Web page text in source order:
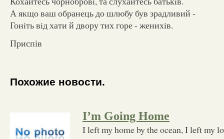
А якщо ваш обранець до шлюбу був зрадливий -
Гонiть вiд хати й двору тих горе - женихiв.
Приспів
Похожие новости.
I’m Going Home
I left my home by the ocean, I left my